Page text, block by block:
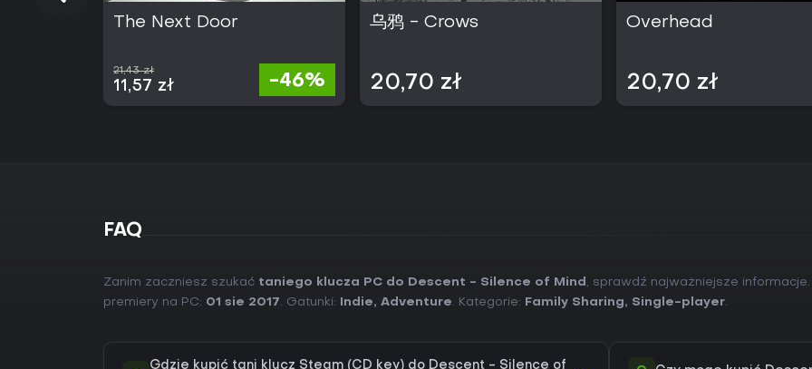
The Next Door
21,43 zł
11,57 zł -46%
乌鸦 - Crows
20,70 zł
Overhead
20,70 zł
FAQ
Zanim zaczniesz szukać taniego klucza PC do Descent - Silence of Mind , sprawdź najważniejsze informacje.
premiery na PC: 01 sie 2017. Gatunki: Indie, Adventure. Kategorie: Family Sharing, Single-player.
Gdzie kupić tani klucz Steam (CD key) do Descent - Silence of